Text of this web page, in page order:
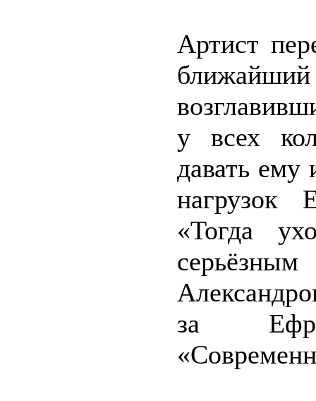
Артист
у всех
давать ему
нагрузок
«Тогда
за